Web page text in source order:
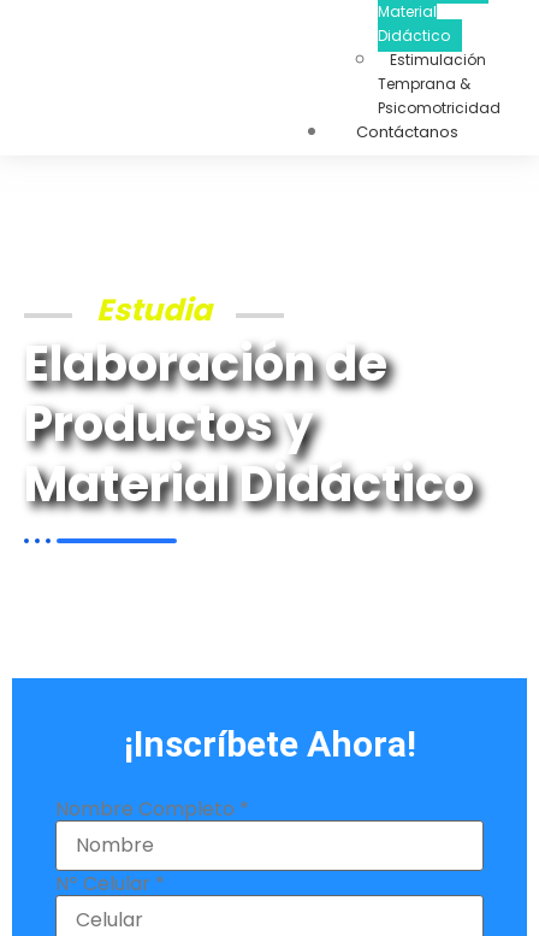
Material
Didáctico
Estimulación
Temprana &
Psicomotricidad
Contáctanos
Estudia
Elaboración de
Productos y
Material Didáctico
¡Inscríbete Ahora!
Nombre Completo *
curso:
un Nº
Nº Celular *